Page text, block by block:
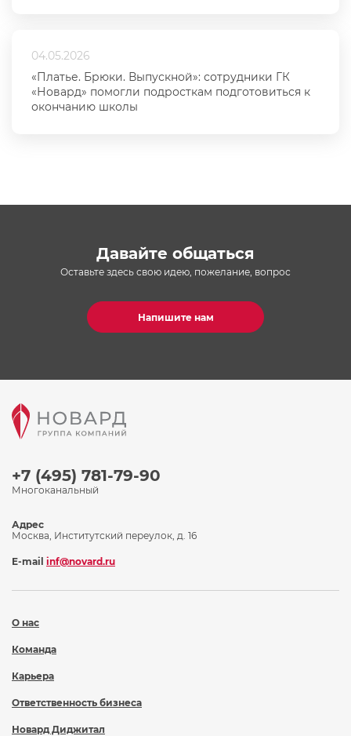
04.05.2026
«Платье. Брюки. Выпускной»: сотрудники ГК
«Новард» помогли подросткам подготовиться к
окончанию школы
Давайте общаться
Оставьте здесь свою идею, пожелание, вопрос
Напишите нам
+7 (495) 781-79-90
Многоканальный
О нас
Команда
Карьера
Ответственность бизнеса
Новард Диджитал
Адрес
Москва, Институтский переулок, д. 16
E-mail inf@novard.ru